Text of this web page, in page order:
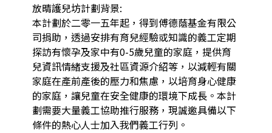
放晴護兒坊計劃背景:
本計劃於二零一五年起，得到傅德蔭基金有限公
司捐助，透過安排有育兒經驗或知識的義工定期
探訪有懷孕及家中有0-5歲兒童的家庭，提供育
兒資訊情緒支援及社區資源介紹等，以減輕有關
家庭在產前產後的壓力和焦慮，以培育身心健康
的家庭，讓兒童在安全健康的環境下成長。本計
劃需要大量義工協助推行服務，現誠邀具備以下
條件的熱心人士加入我們義工行列。